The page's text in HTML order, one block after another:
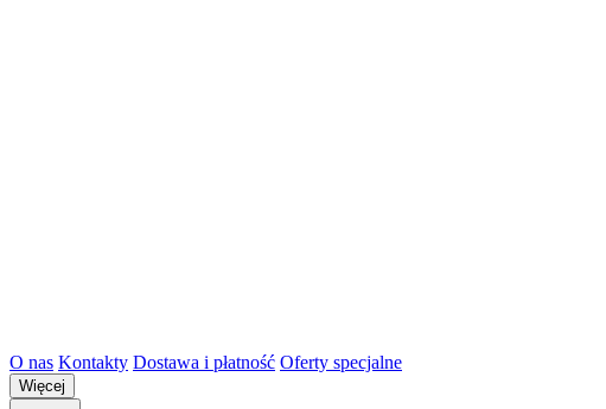
O nas Kontakty Dostawa i płatność Oferty specjalne
Więcej